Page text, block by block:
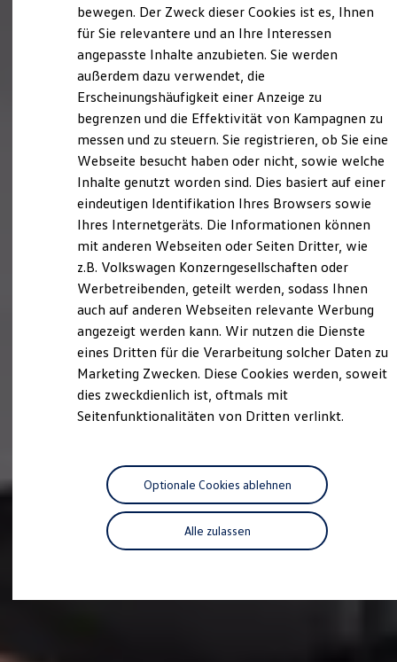
Nachhaltigkeit
Technologie
Kosten und Kauf
Verbrauchskosten
Kaufoptionen
E-Auto-Förderung
Software und Konnektivität
ID. Software Versionen und Updates
Digitale Extras
Schnittstellen zu Ihrem ID.
Hybridautos
Marke und Erlebnis
Volkswagen R und R Experience
R-Modelle
Driving Experience
Volkswagen entdecken
Werkbesichtigung
Lifestyle Shop
T-Roc Kollektion
Golf Kollektion
ID. Kollektion
Volkswagen Kollektion
R-Kollektion
we drive football
#wedriveproud
Besitzer und Service
myVolkswagen
Software Updates
Service und Ersatzteile
bewegen. Der Zweck dieser Cookies ist es, Ihnen
für Sie relevantere und an Ihre Interessen
angepasste Inhalte anzubieten. Sie werden
außerdem dazu verwendet, die
Erscheinungshäufigkeit einer Anzeige zu
begrenzen und die Effektivität von Kampagnen zu
messen und zu steuern. Sie registrieren, ob Sie eine
Webseite besucht haben oder nicht, sowie welche
Inhalte genutzt worden sind. Dies basiert auf einer
eindeutigen Identifikation Ihres Browsers sowie
Ihres Internetgeräts. Die Informationen können
mit anderen Webseiten oder Seiten Dritter, wie
z.B. Volkswagen Konzerngesellschaften oder
Werbetreibenden, geteilt werden, sodass Ihnen
auch auf anderen Webseiten relevante Werbung
angezeigt werden kann. Wir nutzen die Dienste
eines Dritten für die Verarbeitung solcher Daten zu
Marketing Zwecken. Diese Cookies werden, soweit
dies zweckdienlich ist, oftmals mit
Seitenfunktionalitäten von Dritten verlinkt.
Alle zulassen
Optionale Cookies ablehnen